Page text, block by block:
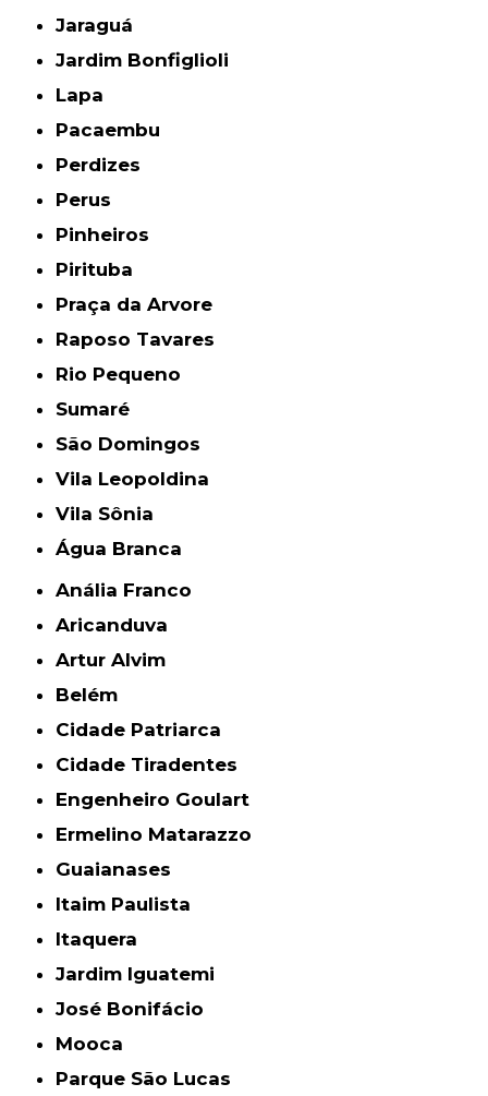
Jaraguá
Jardim Bonfiglioli
Lapa
Pacaembu
Perdizes
Perus
Pinheiros
Pirituba
Praça da Arvore
Raposo Tavares
Rio Pequeno
Sumaré
São Domingos
Vila Leopoldina
Vila Sônia
Água Branca
Anália Franco
Aricanduva
Artur Alvim
Belém
Cidade Patriarca
Cidade Tiradentes
Engenheiro Goulart
Ermelino Matarazzo
Guaianases
Itaim Paulista
Itaquera
Jardim Iguatemi
José Bonifácio
Mooca
Parque São Lucas